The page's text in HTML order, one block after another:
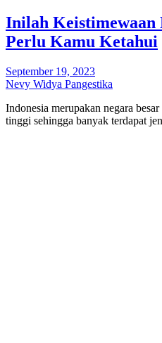
Inilah Keistimewaan
Perlu Kamu Ketahui
September 19, 2023
Nevy Widya Pangestika
Indonesia merupakan negara
tinggi sehingga banyak terdapat